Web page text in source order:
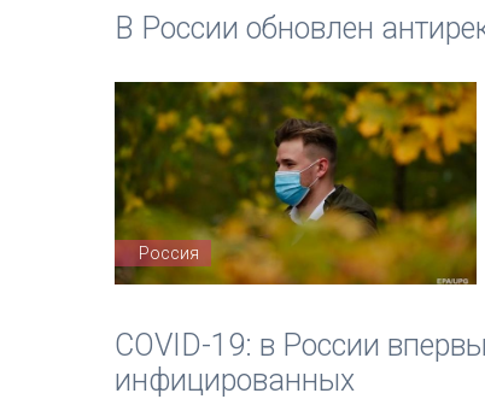
В России обновлен
Россия
COVID-19: в России
инфицированных